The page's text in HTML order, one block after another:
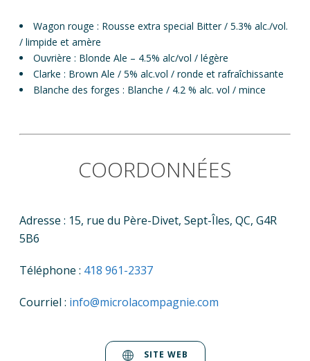
Wagon rouge : Rousse extra special Bitter / 5.3% alc./vol.
/ limpide et amère
Ouvrière : Blonde Ale – 4.5% alc/vol / légère
Clarke : Brown Ale / 5% alc.vol / ronde et rafraîchissante
Blanche des forges : Blanche / 4.2 % alc. vol / mince
COORDONNÉES
Adresse : 15, rue du Père-Divet, Sept-Îles, QC, G4R
5B6
Téléphone : 418 961-2337
Courriel : info@microlacompagnie.com
SITE WEB